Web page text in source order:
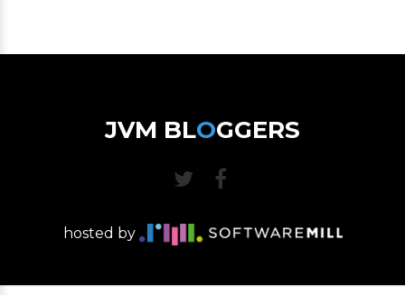
JVM BLOGGERS
hosted by